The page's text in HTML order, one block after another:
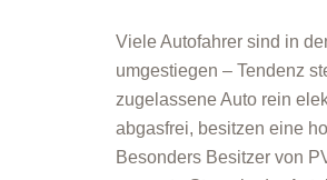
Viele Autofahrer sind in
umgestiegen – Tendenz
zugelassene Auto rein
abgasfrei, besitzen eine
Besonders Besitzer von